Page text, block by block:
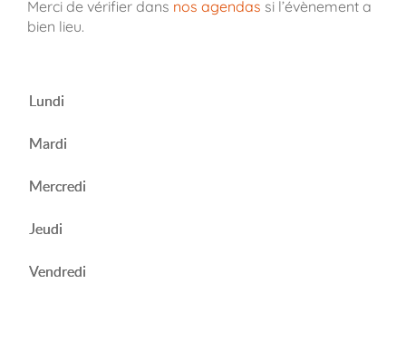
Merci de vérifier dans nos agendas si l’évènement a
bien lieu.
Lundi
Mardi
Mercredi
Jeudi
Vendredi